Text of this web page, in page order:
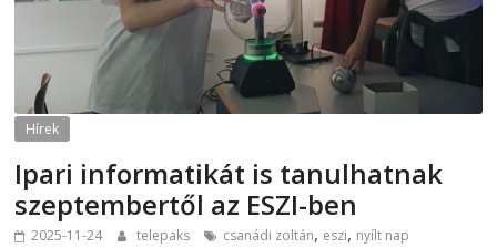
Hírek
Ipari informatikát is tanulhatnak
szeptembertől az ESZI-ben
2025-11-24 telepaks csanádi zoltán, eszi, nyílt nap